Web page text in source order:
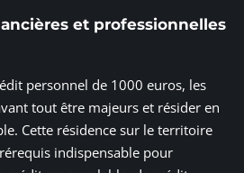
et professionnelles
personnel de 1000 euros, les
tout être majeurs et résider en
Cette résidence sur le territoire
indispensable pour